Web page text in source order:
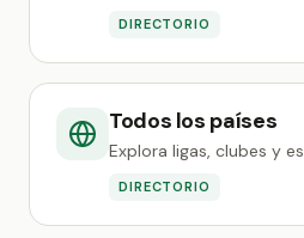
DIRECTORIO
Todos los países
Explora ligas, clubes y
DIRECTORIO